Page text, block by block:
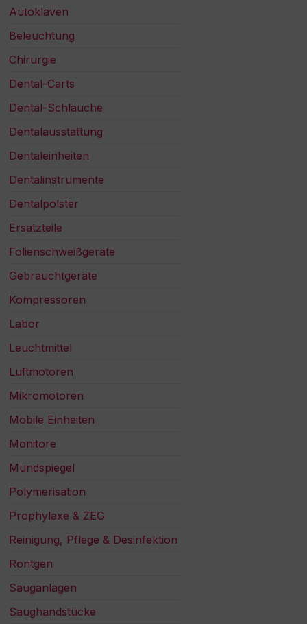
Autoklaven
Beleuchtung
Chirurgie
Dental-Carts
Dental-Schläuche
Dentalausstattung
Dentaleinheiten
Dentalinstrumente
Dentalpolster
Ersatzteile
Folienschweißgeräte
Gebrauchtgeräte
Kompressoren
Labor
Leuchtmittel
Luftmotoren
Mikromotoren
Mobile Einheiten
Monitore
Mundspiegel
Polymerisation
Prophylaxe & ZEG
Reinigung, Pflege & Desinfektion
Röntgen
Sauganlagen
Saughandstücke